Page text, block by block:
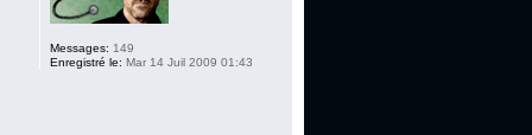
Messages: 149
Enregistré le: Mar 14 Juil 2009 01:43